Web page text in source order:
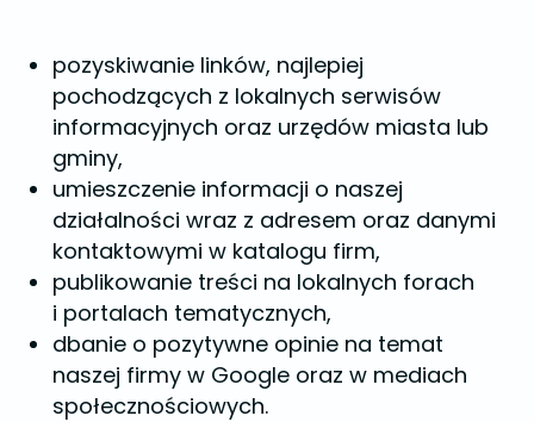
pozyskiwanie linków, najlepiej
pochodzących z lokalnych serwisów
informacyjnych oraz urzędów miasta lub
gminy,
umieszczenie informacji o naszej
działalności wraz z adresem oraz danymi
kontaktowymi w katalogu firm,
publikowanie treści na lokalnych forach
i portalach tematycznych,
dbanie o pozytywne opinie na temat
naszej firmy w Google oraz w mediach
społecznościowych.